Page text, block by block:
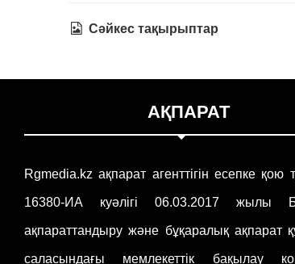
Сәйкес тақырыптар
АҚПАРАТ
Rgmedia.kz ақпарат агенттігін есепке
16380-ИА куәлігі 06.03.2017 жылы
ақпараттандыру және бұқаралық ақпарат
саласындағы мемлекеттік бақылау